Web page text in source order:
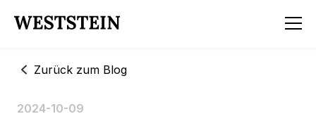
Zurück zum Blog
2024-10-09